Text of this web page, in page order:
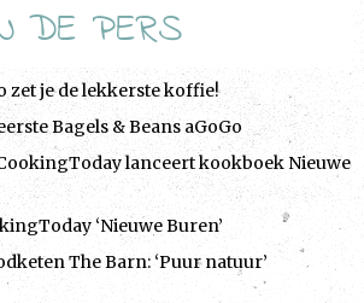
DE PERS
zet je de lekkerste koffie!
Bagels & Beans aGoGo
lanceert kookboek Nieuwe
‘Nieuwe Buren’
The Barn: ‘Puur natuur’